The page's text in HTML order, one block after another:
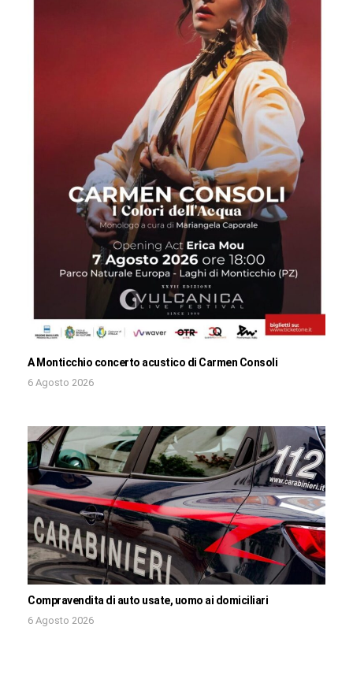
A Monticchio concerto acustico di Carmen Consoli
6 Agosto 2026
Compravendita di auto usate, uomo ai domiciliari
6 Agosto 2026